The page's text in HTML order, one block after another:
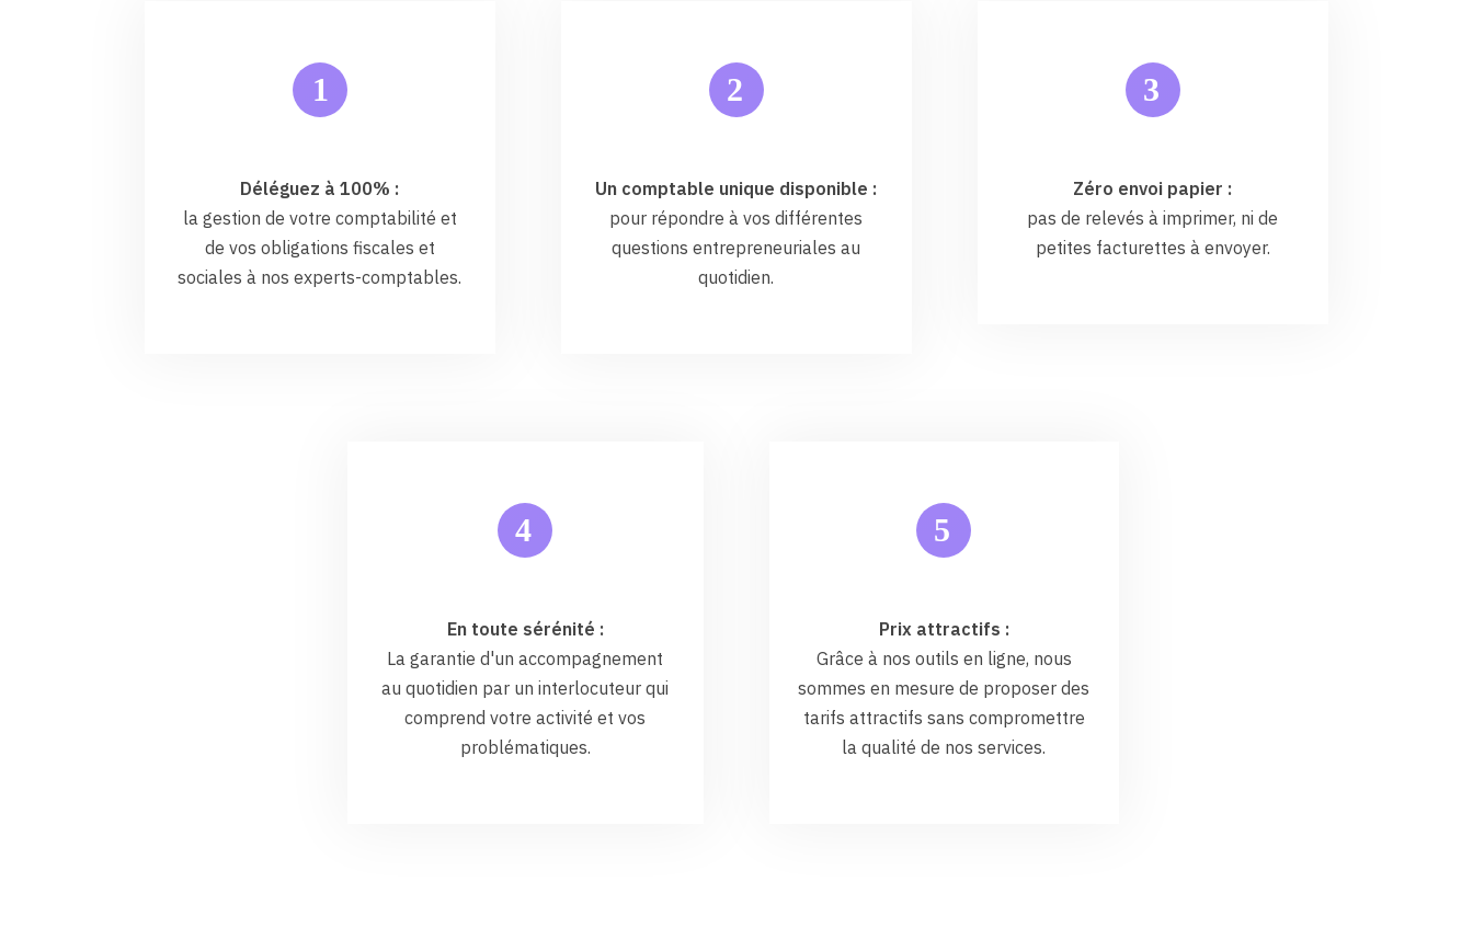
1
Déléguez à 100% :
la gestion de votre comptabilité et
de vos obligations fiscales et
sociales à nos experts-comptables.
2
Un comptable unique disponible :
pour répondre à vos différentes
questions entrepreneuriales au
quotidien.
3
Zéro envoi papier :
pas de relevés à imprimer, ni de
petites facturettes à envoyer.
4
En toute sérénité :
La garantie d'un accompagnement
au quotidien par un interlocuteur qui
comprend votre activité et vos
problématiques.
5
Prix attractifs :
Grâce à nos outils en ligne, nous
sommes en mesure de proposer des
tarifs attractifs sans compromettre
la qualité de nos services.